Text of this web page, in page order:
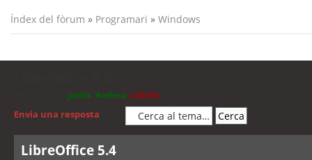
Índex del fòrum » Programari » Windows
jordis Andreu cubells
Envia una resposta
LibreOffice 5.4